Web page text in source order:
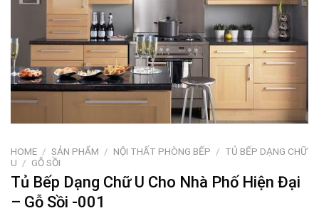
HOME / SẢN PHẨM / NỘI THẤT PHÒNG BẾP / TỦ BẾP DẠNG CHỮ
U / GỖ SỒI
Tủ Bếp Dạng Chữ U Cho Nhà Phố Hiện Đại
– Gỗ Sồi -001